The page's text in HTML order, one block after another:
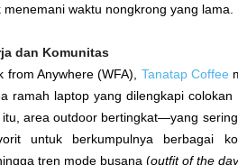
menemani waktu nongkrong yang lama.
dan Komunitas
from Anywhere (WFA), Tanatap Coffee
ramah laptop yang dilengkapi
itu, area outdoor bertingkat—yang
untuk berkumpulnya berbagai
tren mode busana (outfit of the